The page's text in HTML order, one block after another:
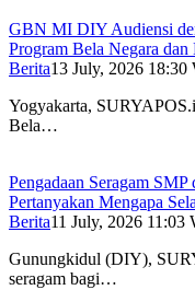
GBN MI DIY Audiensi
Program Bela Negara
Berita13 July, 2026 18:30
Yogyakarta,
Bela…
Pengadaan Seragam
Pertanyakan Mengapa
Berita11 July, 2026 11:03
Gunungkidul (DIY),
seragam bagi…